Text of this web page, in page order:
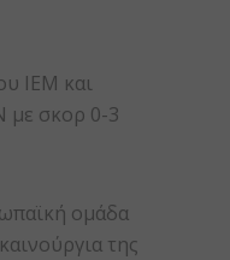
IEM και
με σκορ 0-3
ομάδα
της